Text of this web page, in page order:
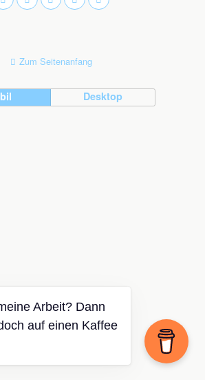
Zum Seitenanfang
Desktop
Arbeit? Dann
auf einen Kaffee